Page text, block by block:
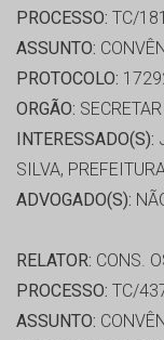
PROCESSO: TC/
ASSUNTO:
PROTOCOLO:
ORGÃO:
INTERESSADO(S):
SILVA,
ADVOGADO(S):
RELATOR: CONS.
PROCESSO: TC/
ASSUNTO: